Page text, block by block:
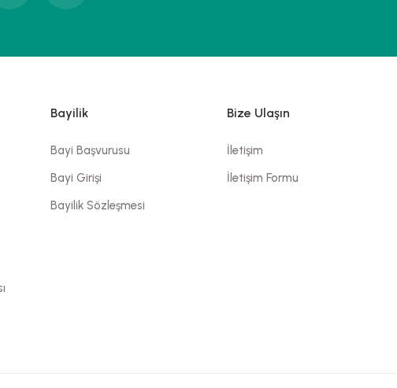
Bayilik
Bayi Başvurusu
Bayi Girişi
Bayilik Sözleşmesi
Bize Ulaşın
İletişim
İletişim Formu